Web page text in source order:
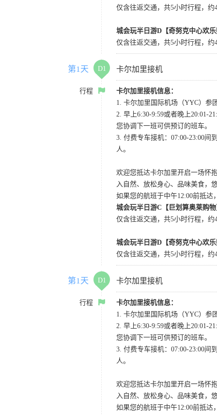
仅含往返交通，共5小时行程，
城会玩半日游D【奇努克中心欢
仅含往返交通，共5小时行程，
第1天 D1 卡尔加里接机
行程
卡尔加里接机信息：
1. 卡尔加里国际机场（YYC）参
2. 早上6:30-9:59或者晚上20:01-
您协调下一班可供预订的班车。
3. 付费专车接机：07:00-23:00间
人。
欢迎您抵达卡尔加里开启一场怀
入自然、放松身心、品味美食，
如果您的航班于中午12:00前抵
城会玩半日游C【巨划算奥莱购
仅含往返交通，共5小时行程，
城会玩半日游D【奇努克中心欢
仅含往返交通，共5小时行程，
第1天 D1 卡尔加里接机
行程
卡尔加里接机信息：
1. 卡尔加里国际机场（YYC）参
2. 早上6:30-9:59或者晚上20:01-
您协调下一班可供预订的班车。
3. 付费专车接机：07:00-23:00间
人。
欢迎您抵达卡尔加里开启一场怀
入自然、放松身心、品味美食，
如果您的航班于中午12:00前抵